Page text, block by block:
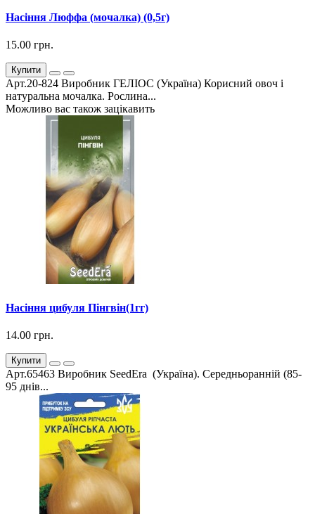
Насіння Люффа (мочалка) (0,5г)
15.00 грн.
Купити
Арт.20-824 Виробник ГЕЛІОС (Україна) Корисний овоч і
натуральна мочалка. Рослина...
Можливо вас також зацікавить
Насіння цибуля Пінгвін(1гг)
14.00 грн.
Купити
Арт.65463 Виробник SeedEra (Україна). Середньоранній (85-
95 днів...